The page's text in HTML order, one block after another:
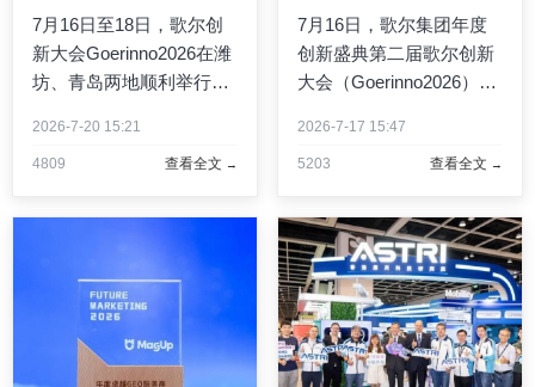
7月16日至18日，歌尔创
新大会Goerinno2026在潍
坊、青岛两地顺利举行，
赛等系列主题活动，全方
2026-7-20 15:21
4809 查看全文
7月16日，歌尔集团年度
创新盛典第二届歌尔创新
大会（Goerinno2026）在
驱动创新”为主题，设置
Tech×Inno科技创新展、
Design×Inno设计创新展
三 ...
2026-7-17 15:47
5203 查看全文